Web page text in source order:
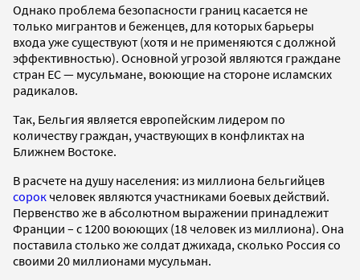
Однако проблема безопасности границ касается не
только мигрантов и беженцев, для которых барьеры
входа уже существуют (хотя и не применяются с должной
эффективностью). Основной угрозой являются граждане
стран ЕС — мусульмане, воюющие на стороне исламских
радикалов.
Так, Бельгия является европейским лидером по
количеству граждан, участвующих в конфликтах на
Ближнем Востоке.
В расчете на душу населения: из миллиона бельгийцев
сорок человек являются участниками боевых действий.
Первенство же в абсолютном выражении принадлежит
Франции – с 1200 воюющих (18 человек из миллиона). Она
поставила столько же солдат джихада, сколько Россия со
своими 20 миллионами мусульман.